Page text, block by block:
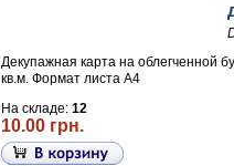
Декупажная карта на облегченной
кв.м. Формат листа А4
На складе: 12
10.00 грн.